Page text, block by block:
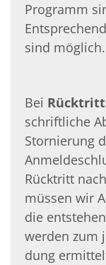
Programm
sind möglich.
Bei Rücktritt
schriftliche
Stornierung
Rücktritt
müssen wir
die
werden zum
dung